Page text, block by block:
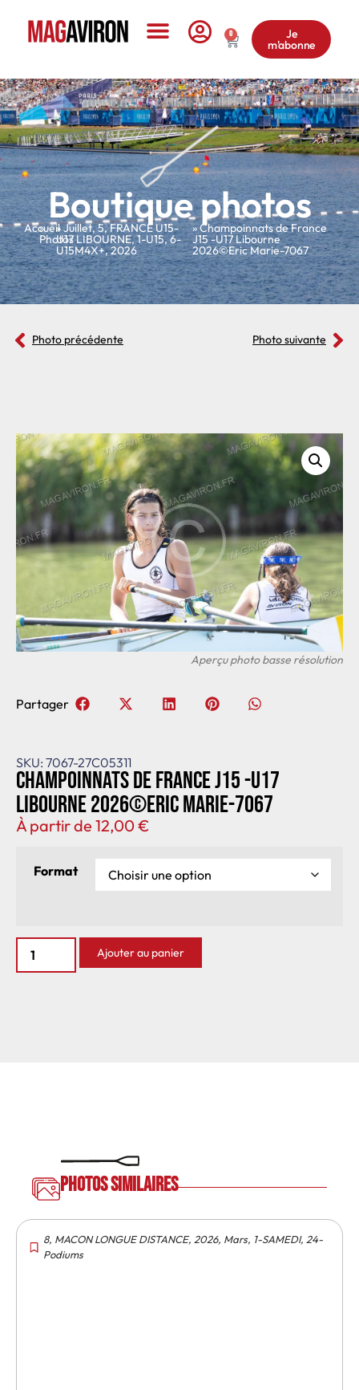
0 Je
m'abonne
Boutique photos
Accueil
»
Photos
»Juillet,5,FRANCE U15-
U17 LIBOURNE,1-U15,6-
U15M4X+,2026
» Champoinnats de France
J15 -U17 Libourne
2026©Eric Marie-7067
Photo précédente Photo suivante
SKU: 7067-27C05311
Champoinnats de France J15 -U17
Libourne 2026©Eric Marie-7067
À partir de 12,00€
Format
Ajouter au panier
Partager
Photos similaires
8, MACON LONGUE DISTANCE, 2026, Mars, 1-SAMEDI, 24-
Podiums